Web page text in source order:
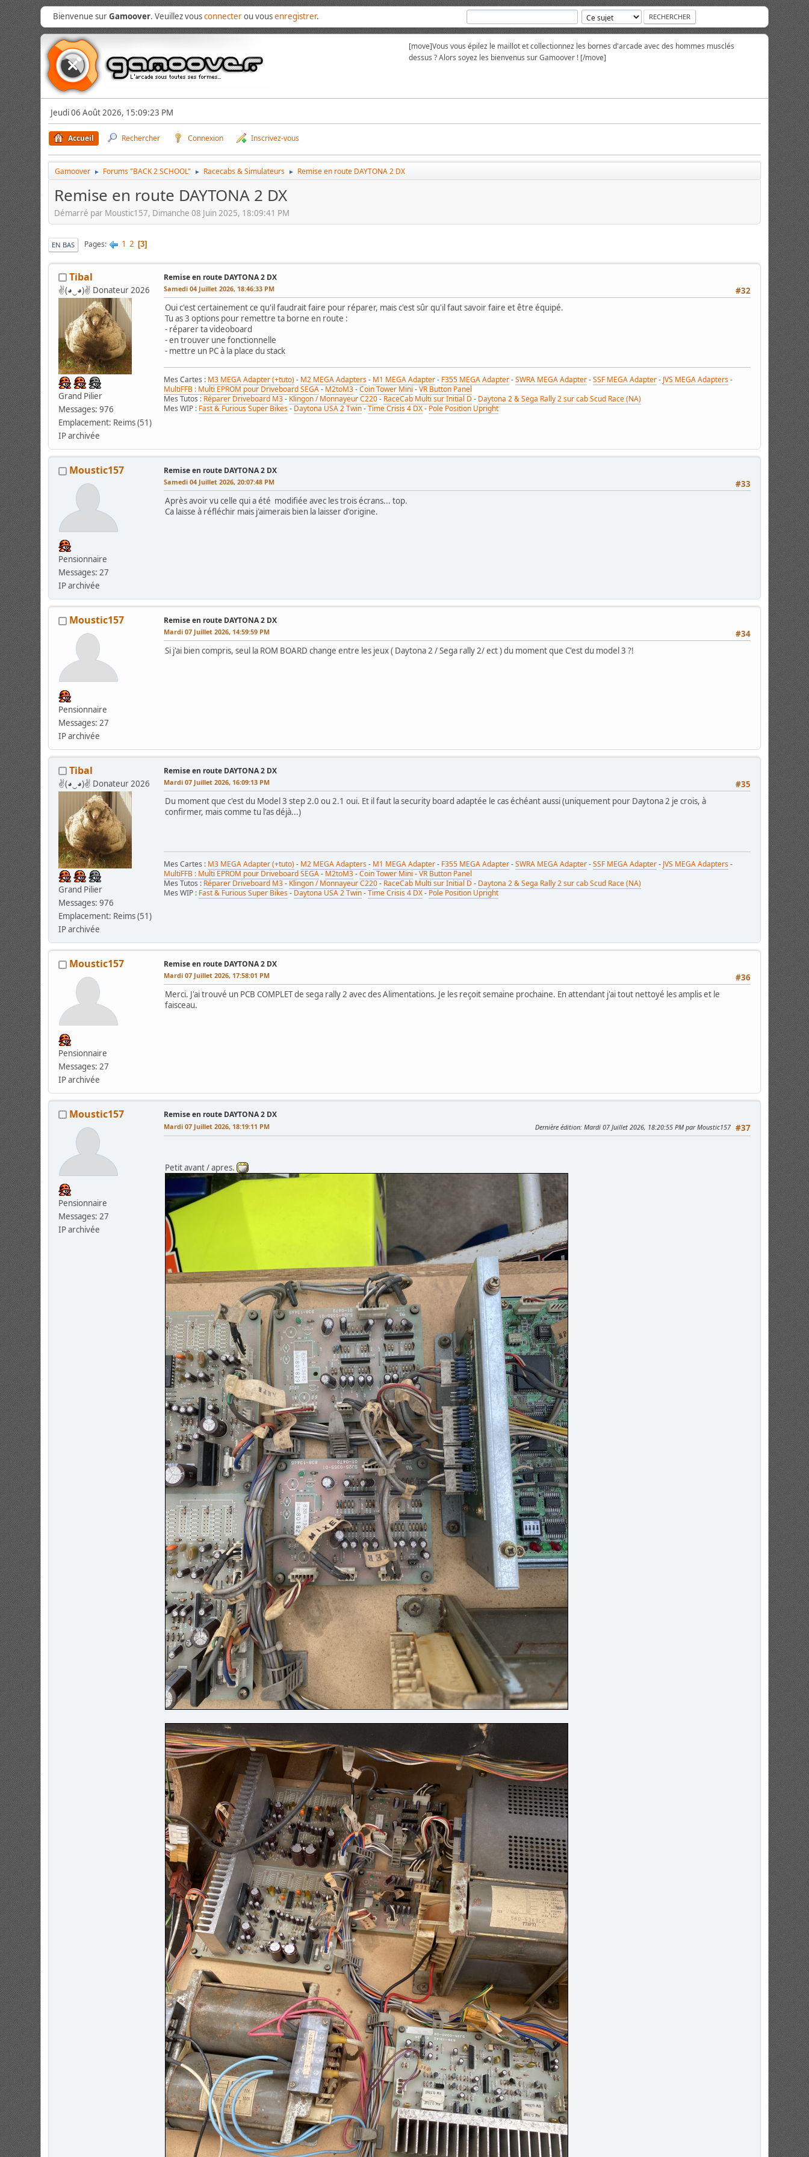
Bienvenue surGamoover. Veuillez vousconnecterou vousenregistrer.
[move]Vous vous épilez le maillot et collectionnez les bornes d'arcade avec des hommes musclés
dessus ? Alors soyez les bienvenus sur Gamoover ! [/move]
Jeudi 06 Août 2026, 15:09:23 PM
Accueil Rechercher Connexion Inscrivez-vous
Gamoover ► Forums "BACK 2 SCHOOL" ► Racecabs & Simulateurs ► Remise en route DAYTONA 2 DX
Remise en route DAYTONA 2 DX
Démarré par Moustic157, Dimanche 08 Juin 2025, 18:09:41 PM
EN BAS Pages 1 2 3
Tibal
✌(◕‿◕)✌ Donateur 2026
Grand Pilier
Messages: 976
Emplacement: Reims (51)
IP archivée
Remise en route DAYTONA 2 DX
#32
Samedi 04 Juillet 2026, 18:46:33 PM
Oui c'est certainement ce qu'il faudrait faire pour réparer, mais c'est sûr qu'il faut savoir faire et être équipé.
Tu as 3 options pour remettre ta borne en route :
- réparer ta videoboard
- en trouver une fonctionnelle
- mettre un PC à la place du stack
Mes Cartes : M3 MEGA Adapter (+tuto) - M2 MEGA Adapters- M1 MEGA Adapter- F355 MEGA Adapter-SWRA MEGA Adapter-SSF MEGA Adapter- JVS MEGA Adapters-
MultiFFB : Multi EPROM pour Driveboard SEGA- M2toM3-Coin Tower Mini -VR Button Panel
Mes Tutos : Réparer Driveboard M3- Klingon / Monnayeur C220- RaceCab Multi sur Initial D - Daytona 2 & Sega Rally 2 sur cab Scud Race (NA)
Mes WIP : Fast & Furious Super Bikes- Daytona USA 2 Twin-Time Crisis 4 DX- Pole Position Upright
Moustic157
Pensionnaire
Messages: 27
IP archivée
Remise en route DAYTONA 2 DX
#33
Samedi 04 Juillet 2026, 20:07:48 PM
Après avoir vu celle qui a été modifiée avec les trois écrans... top.
Ca laisse à réfléchir mais j'aimerais bien la laisser d'origine.
Moustic157
Pensionnaire
Messages: 27
IP archivée
Remise en route DAYTONA 2 DX
#34
Mardi 07 Juillet 2026, 14:59:59 PM
Si j'ai bien compris, seul la ROM BOARD change entre les jeux ( Daytona 2 / Sega rally 2/ ect ) du moment que C'est du model 3 ?!
Tibal
✌(◕‿◕)✌ Donateur 2026
Grand Pilier
Messages: 976
Emplacement: Reims (51)
IP archivée
Remise en route DAYTONA 2 DX
#35
Mardi 07 Juillet 2026, 16:09:13 PM
Du moment que c'est du Model 3 step 2.0 ou 2.1 oui. Et il faut la security board adaptée le cas échéant aussi (uniquement pour Daytona 2 je crois, à
confirmer, mais comme tu l'as déjà...)
Mes Cartes : M3 MEGA Adapter (+tuto) - M2 MEGA Adapters- M1 MEGA Adapter- F355 MEGA Adapter-SWRA MEGA Adapter-SSF MEGA Adapter- JVS MEGA Adapters-
MultiFFB : Multi EPROM pour Driveboard SEGA- M2toM3-Coin Tower Mini -VR Button Panel
Mes Tutos : Réparer Driveboard M3- Klingon / Monnayeur C220- RaceCab Multi sur Initial D - Daytona 2 & Sega Rally 2 sur cab Scud Race (NA)
Mes WIP : Fast & Furious Super Bikes- Daytona USA 2 Twin-Time Crisis 4 DX- Pole Position Upright
Moustic157
Pensionnaire
Messages: 27
IP archivée
Remise en route DAYTONA 2 DX
#36
Mardi 07 Juillet 2026, 17:58:01 PM
Merci. J'ai trouvé un PCB COMPLET de sega rally 2 avec des Alimentations. Je les reçoit semaine prochaine. En attendant j'ai tout nettoyé les amplis et le
faisceau.
Moustic157
Pensionnaire
Messages: 27
IP archivée
Remise en route DAYTONA 2 DX
#37
Mardi 07 Juillet 2026, 18:19:11 PM Dernière édition: Mardi 07 Juillet 2026, 18:20:55 PM par Moustic157
Petit avant / apres.